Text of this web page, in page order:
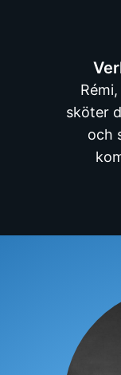
sköter
och